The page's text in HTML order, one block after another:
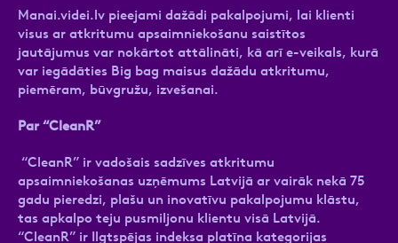
Manai.videi.lv pieejami dažādi pakalpojumi, lai klienti
visus ar atkritumu apsaimniekošanu saistītos
jautājumus var nokārtot attālināti, kā arī e-veikals, kurā
var iegādāties Big bag maisus dažādu atkritumu,
piemēram, būvgružu, izvešanai.
Par “CleanR”
“CleanR” ir vadošais sadzīves atkritumu
apsaimniekošanas uzņēmums Latvijā ar vairāk nekā 75
gadu pieredzi, plašu un inovatīvu pakalpojumu klāstu,
tas apkalpo teju pusmiljonu klientu visā Latvijā.
“CleanR” ir Ilgtspējas indeksa platīna kategorijas